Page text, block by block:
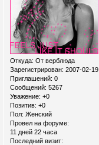
Откуда: От верблюда
Зарегистрирован: 2007-02-19
Приглашений: 0
Сообщений: 5267
Уважение: +0
Позитив: +0
Пол: Женский
Провел на форуме:
11 дней 22 часа
Последний визит: